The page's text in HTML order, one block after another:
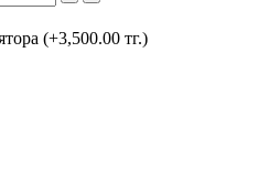
(+3,500.00 тг.)